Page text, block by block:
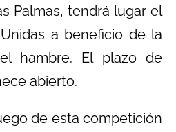
Palmas, tendrá lugar el
a beneficio de la
hambre. El plazo de
abierto.
de esta competición